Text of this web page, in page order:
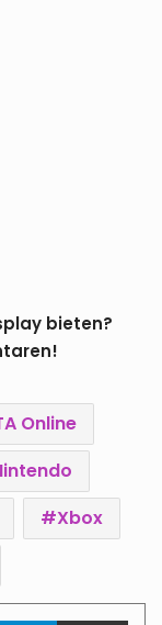
bieten?
Online
Xbox
TelegramTeile per E-Mail